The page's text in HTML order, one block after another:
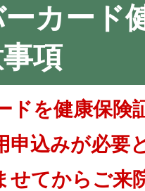
カード
項
ドを健康保険
申込みが必要
せてからご来